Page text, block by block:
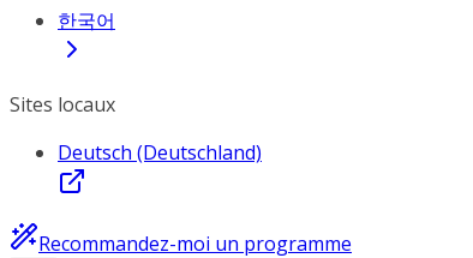
한국어
Sites locaux
Deutsch (Deutschland)
Recommandez-moi un programme